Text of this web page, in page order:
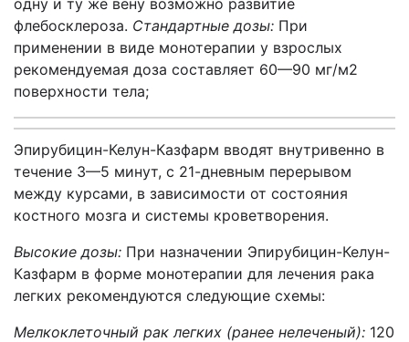
одну и ту же вену возможно развитие
флебосклероза. Стандартные дозы: При
применении в виде монотерапии у взрослых
рекомендуемая доза составляет 60—90 мг/м2
поверхности тела;
Эпирубицин-Келун-Казфарм вводят внутривенно в
течение 3—5 минут, с 21-дневным перерывом
между курсами, в зависимости от состояния
костного мозга и системы кроветворения.
Высокие дозы: При назначении Эпирубицин-Келун-
Казфарм в форме монотерапии для лечения рака
легких рекомендуются следующие схемы:
Мелкоклеточный рак легких (ранее нелеченый): 120